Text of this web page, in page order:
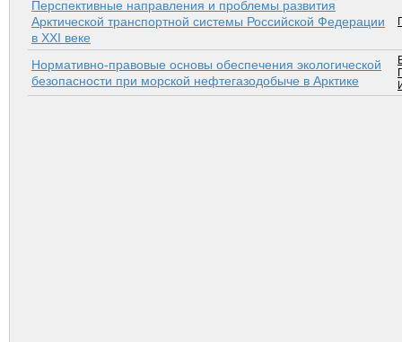
Перспективные направления и проблемы развития
Арктической транспортной системы Российской Федерации
в XXI веке
Нормативно-правовые основы обеспечения экологической
безопасности при морской нефтегазодобыче в Арктике